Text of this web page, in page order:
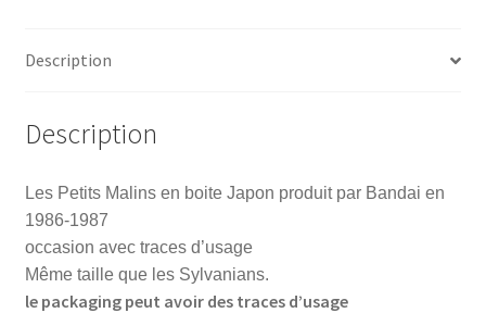
Description
Description
Les Petits Malins en boite Japon produit par Bandai en
1986-1987
occasion avec traces d’usage
Même taille que les Sylvanians.
le packaging peut avoir des traces d’usage